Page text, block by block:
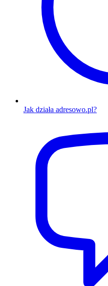
Jak działa adresowo.pl?